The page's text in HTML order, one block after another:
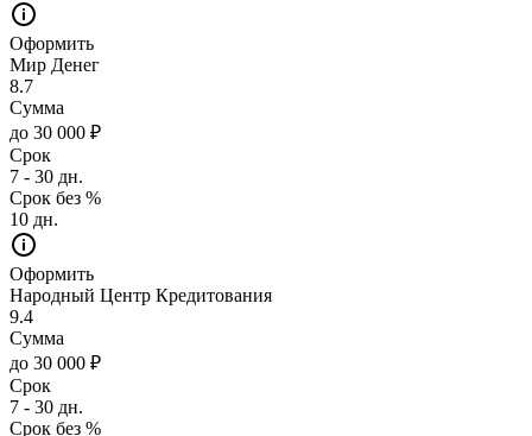
Оформить
Мир Денег
8.7
Сумма
до 30 000 ₽
Срок
7 - 30 дн.
Срок без %
10 дн.
Оформить
Народный Центр Кредитования
9.4
Сумма
до 30 000 ₽
Срок
7 - 30 дн.
Срок без %